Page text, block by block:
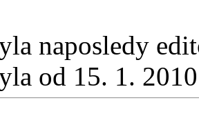
naposledy
od 15. 1.